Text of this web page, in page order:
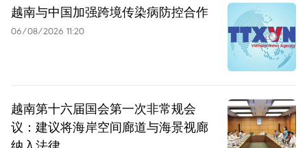
越南与中国加强跨境传染病防控合作
06/08/2026 11:20
越南第十六届国会第一次非常规会
议：建议将海岸空间廊道与海景视廊